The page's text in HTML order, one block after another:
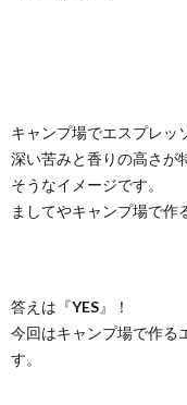
キャンプ場でエスプレッ
深い苦みと香りの高さが
そうなイメージです。
ましてやキャンプ場で作
答えは『YES』！
今回はキャンプ場で作る
す。